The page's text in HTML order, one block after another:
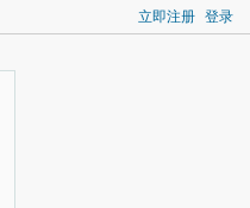
立即注册 登录